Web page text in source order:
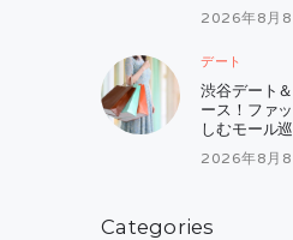
2026年8月8
デート
渋谷デート
ース！ファ
しむモール
2026年8月8
Categories